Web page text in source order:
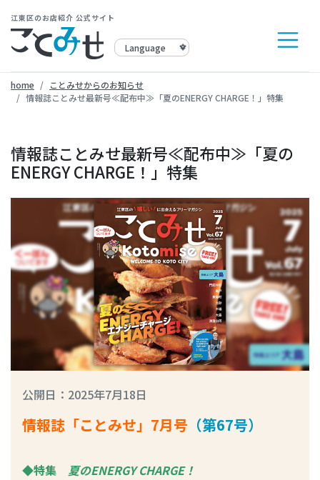
江東区のお店紹介 公式サイト
home
ことみせからのお知らせ
情報誌ことみせ最新号≪配布中≫「夏のENERGY CHARGE！」特集
情報誌ことみせ最新号≪配布中≫「夏の
ENERGY CHARGE！」特集
公開日：2025年7月18日
情報誌「ことみせ」7月号 （第67号）
◆特集 夏のENERGY CHARGE！